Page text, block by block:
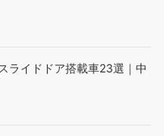
ライドドア搭載車23選｜中